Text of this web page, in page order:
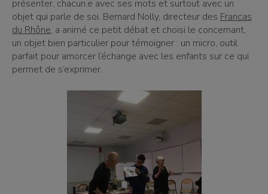
présenter, chacun.e avec ses mots et surtout avec un
objet qui parle de soi. Bernard Nolly, directeur des Francas
du Rhône, a animé ce petit débat et choisi le concernant,
un objet bien particulier pour témoigner : un micro, outil
parfait pour amorcer l’échange avec les enfants sur ce qui
permet de s’exprimer.